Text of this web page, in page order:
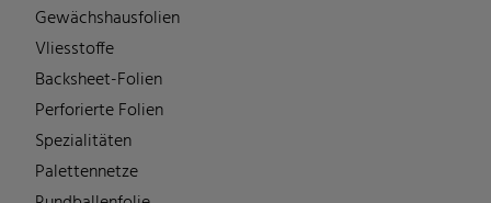
Gewächshausfolien
Vliesstoffe
Backsheet-Folien
Perforierte Folien
Spezialitäten
Palettennetze